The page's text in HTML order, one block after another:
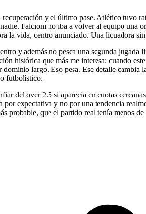
y el último pase. Atlético tuvo
Falcioni no iba a volver al equipo una
la vida, centro anunciado. Una licuadora
y además no pesca una segunda
histórica que más me interesa: cuando
largo. Eso pesa. Ese detalle
futbolístico.
del over 2.5 si aparecía en cuotas
expectativa y no por una tendencia
que el partido real tenía menos